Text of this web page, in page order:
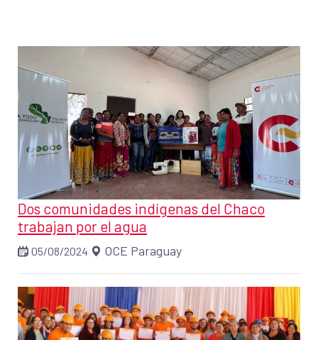
Dos comunidades indígenas del Chaco
trabajan por el agua
05/08/2024 OCE Paraguay